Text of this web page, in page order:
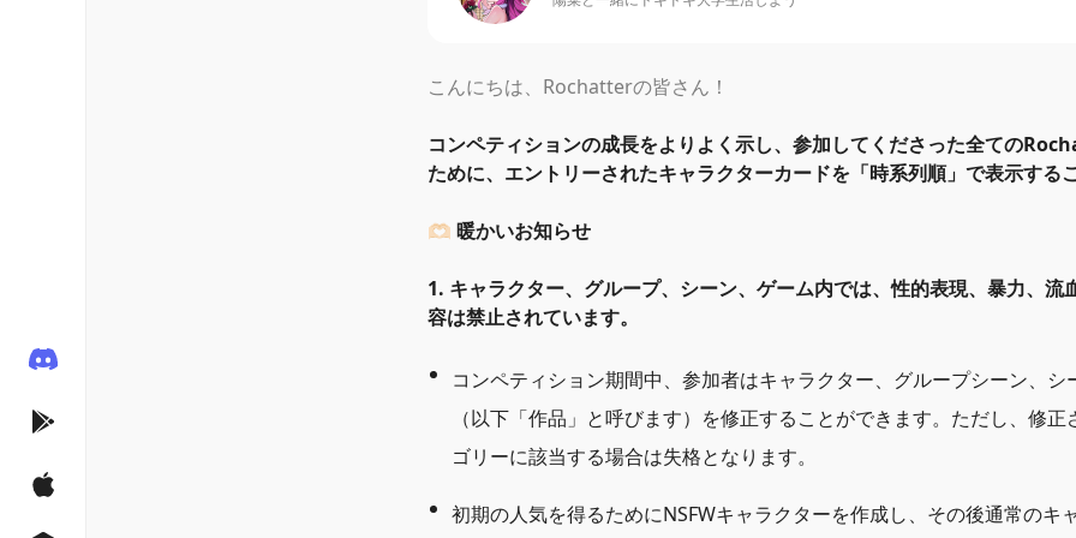
こんにちは、Rochatterの皆さん！
コンペティションの成長をよりよく示し、参加してくださった全ての
ために、エントリーされたキャラクターカードを 「時系列順」 で表示する
🫶🏻 暖かいお知らせ
1. キャラクター、グループ、シーン、ゲーム内では、性的表現、暴力、流
容は禁止されています。
コンペティション期間中、参加者はキャラクター、グループシーン、シ
（以下 「作品 」 と呼びます）を修正することができます。ただし、修正
ゴリーに該当する場合は失格となります。
初期の人気を得るためにNSFWキャラクターを作成し、その後通常のキ